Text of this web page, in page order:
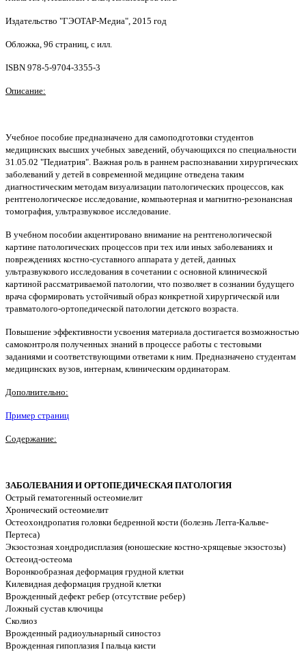
Издательство "ГЭОТАР-Медиа", 2015 год
Обложка, 96 страниц, с илл.
ISBN 978-5-9704-3355-3
Описание:
Учебное пособие предназначено для самоподготовки студентов
медицинских высших учебных заведений, обучающихся по специальности
31.05.02 "Педиатрия". Важная роль в раннем распознавании хирургических
заболеваний у детей в современной медицине отведена таким
диагностическим методам визуализации патологических процессов, как
рентгенологическое исследование, компьютерная и магнитно-резонансная
томография, ультразвуковое исследование.
В учебном пособии акцентировано внимание на рентгенологической
картине патологических процессов при тех или иных заболеваниях и
повреждениях костно-суставного аппарата у детей, данных
ультразвукового исследования в сочетании с основной клинической
картиной рассматриваемой патологии, что позволяет в сознании будущего
врача сформировать устойчивый образ конкретной хирургической или
травматолого-ортопедической патологии детского возраста.
Повышение эффективности усвоения материала достигается возможностью
самоконтроля полученных знаний в процессе работы с тестовыми
заданиями и соответствующими ответами к ним. Предназначено студентам
медицинских вузов, интернам, клиническим ординаторам.
Дополнительно:
Пример страниц
Содержание:
ЗАБОЛЕВАНИЯ И ОРТОПЕДИЧЕСКАЯ ПАТОЛОГИЯ
Острый гематогенный остеомиелит
Хронический остеомиелит
Остеохондропатия головки бедренной кости (болезнь Легга-Кальве-
Пертеса)
Экзостозная хондродисплазия (юношеские костно-хрящевые экзостозы)
Остеоид-остеома
Воронкообразная деформация грудной клетки
Килевидная деформация грудной клетки
Врожденный дефект ребер (отсутствие ребер)
Ложный сустав ключицы
Сколиоз
Врожденный радиоульнарный синостоз
Врожденная гипоплазия I пальца кисти